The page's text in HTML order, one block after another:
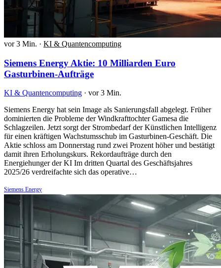
vor 3 Min. · KI & Quantencomputing
Siemens Energy Aktie: 10 Milliarden Euro
Gasturbinen-Aufträge
KI & Quantencomputing · vor 3 Min.
Siemens Energy hat sein Image als Sanierungsfall abgelegt. Früher
dominierten die Probleme der Windkrafttochter Gamesa die
Schlagzeilen. Jetzt sorgt der Strombedarf der Künstlichen Intelligenz
für einen kräftigen Wachstumsschub im Gasturbinen-Geschäft. Die
Aktie schloss am Donnerstag rund zwei Prozent höher und bestätigt
damit ihren Erholungskurs. Rekordaufträge durch den
Energiehunger der KI Im dritten Quartal des Geschäftsjahres
2025/26 verdreifachte sich das operative…
Siemens Energy